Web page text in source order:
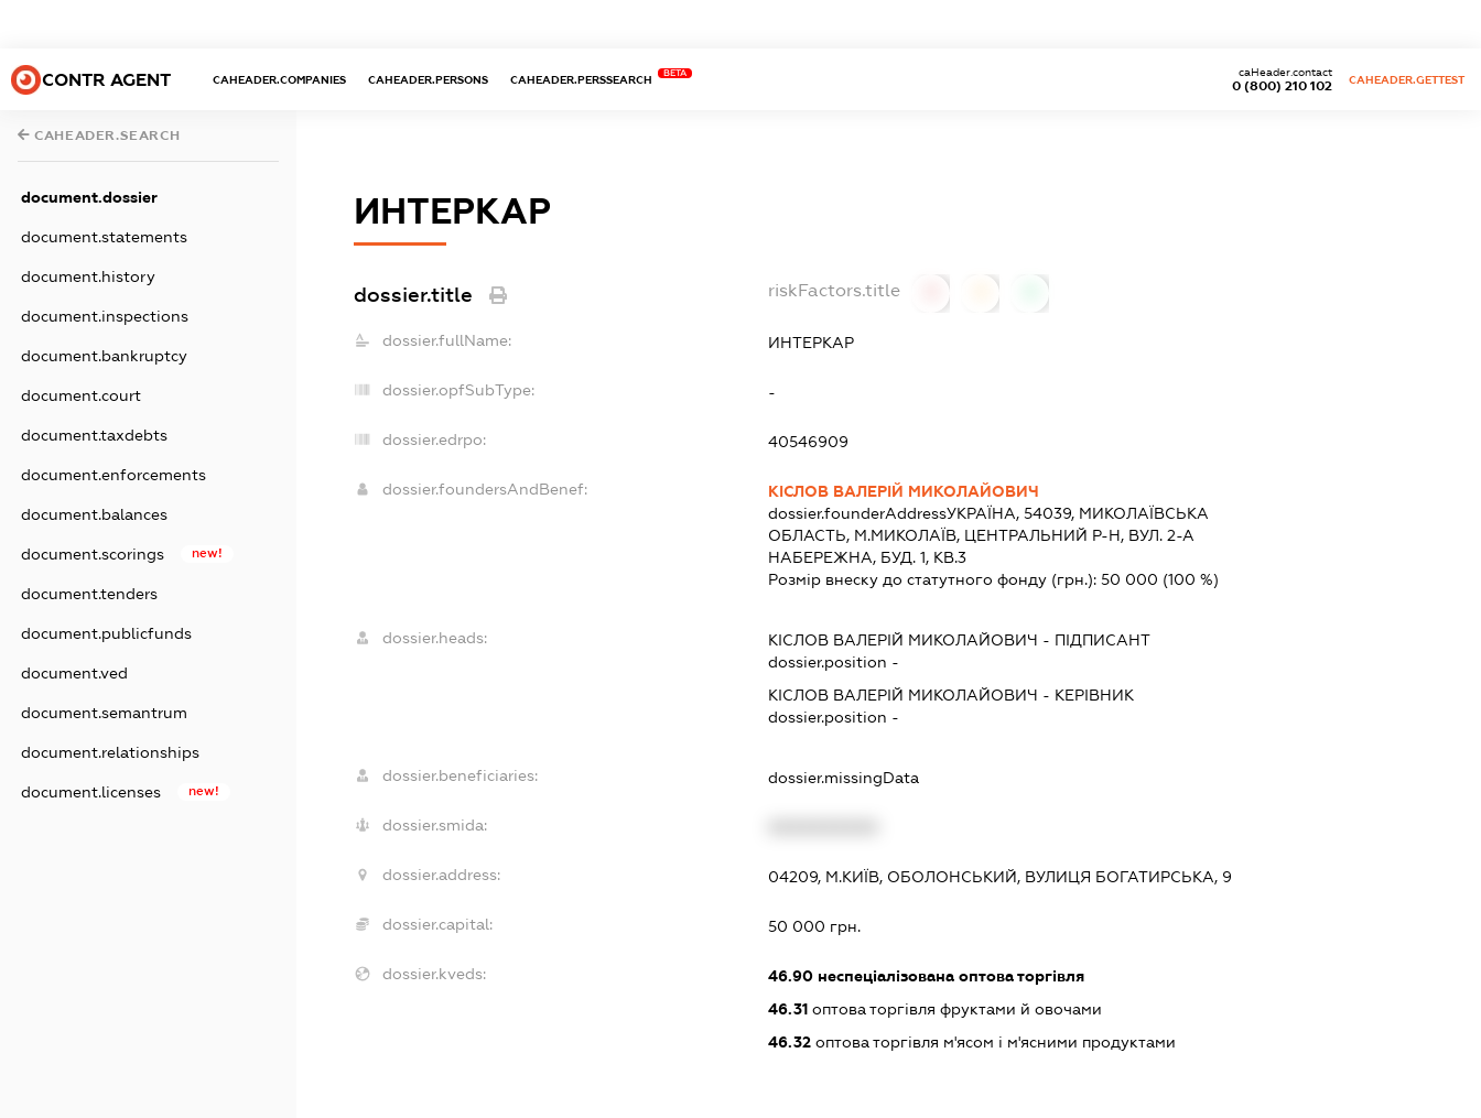
CONTR AGENT CAHEADER.COMPANIES CAHEADER.PERSONS CAHEADER.PERSSEARCH
BETA
0 (800) 210 102
caHeader.contact
CAHEADER.GETTEST
CAHEADER.SEARCH
document.dossier
document.statements
document.history
document.inspections
document.bankruptcy
document.court
document.taxdebts
document.enforcements
document.balances
document.scorings new!
document.tenders
document.publicfunds
document.ved
document.semantrum
document.relationships
document.licenses new!
ИНТЕРКАР
dossier.title riskFactors.title
dossier.fullName: ИНТЕРКАР
dossier.opfSubType: -
dossier.edrpo: 40546909
dossier.foundersAndBenef:
КІСЛОВ ВАЛЕРІЙ МИКОЛАЙОВИЧ
dossier.founderAddressУКРАЇНА, 54039, МИКОЛАЇВСЬКА
ОБЛАСТЬ, М.МИКОЛАЇВ, ЦЕНТРАЛЬНИЙ Р-Н, ВУЛ. 2-А
НАБЕРЕЖНА, БУД. 1, КВ.3
Розмір внеску до статутного фонду (грн.):50 000 (100 %)
dossier.heads: КІСЛОВ ВАЛЕРІЙ МИКОЛАЙОВИЧ - ПІДПИСАНТ
dossier.position -
КІСЛОВ ВАЛЕРІЙ МИКОЛАЙОВИЧ - КЕРІВНИК
dossier.position -
dossier.beneficiaries: dossier.missingData
dossier.smida:
dossier.address: 04209, М.КИЇВ, ОБОЛОНСЬКИЙ, ВУЛИЦЯ БОГАТИРСЬКА, 9
dossier.capital: 50 000 грн.
dossier.kveds: 46.90 неспеціалізована оптова торгівля
46.31 оптова торгівля фруктами й овочами
46.32 оптова торгівля м'ясом і м'ясними продуктами